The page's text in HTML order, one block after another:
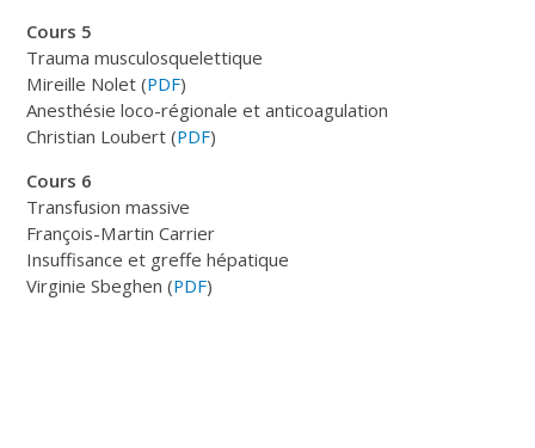
Cours 5
Trauma musculosquelettique
Mireille Nolet (PDF)
Anesthésie loco-régionale et anticoagulation
Christian Loubert (PDF)
Cours 6
Transfusion massive
François-Martin Carrier
Insuffisance et greffe hépatique
Virginie Sbeghen (PDF)